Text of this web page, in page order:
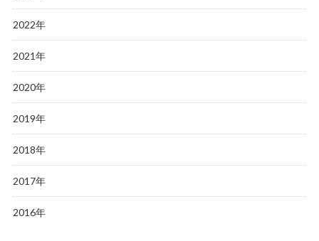
2022年
2021年
2020年
2019年
2018年
2017年
2016年